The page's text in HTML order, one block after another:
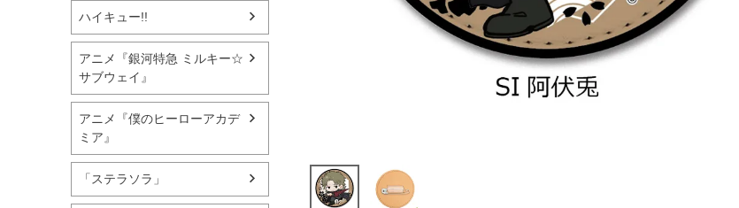
ハイキュー!!
アニメ『銀河特急 ミルキー☆
サブウェイ』
アニメ『僕のヒーローアカデ
ミア』
「ステラソラ」